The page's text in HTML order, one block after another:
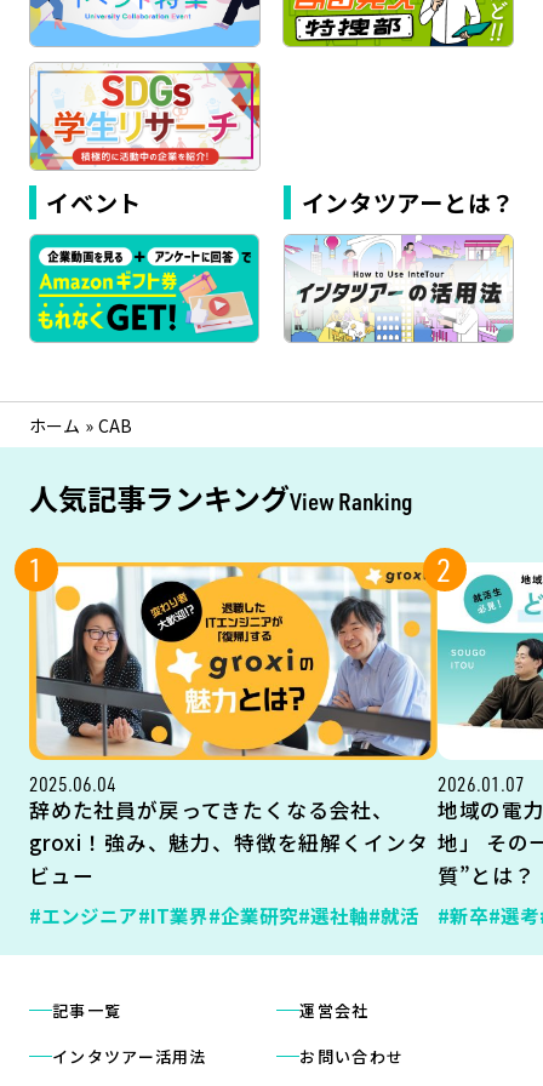
イベント インタツアーとは？
ホーム » CAB
人気記事ランキングView Ranking
1
2025.06.04
辞めた社員が戻ってきたくなる会社、
groxi！強み、魅力、特徴を紐解くインタ
ビュー
#エンジニア#IT業界#企業研究#選社軸#就活
2
2026.01.07
地域の電
地」 その
質”とは？
#新卒#選考
記事一覧
インタツアー活用法
運営会社
お問い合わせ